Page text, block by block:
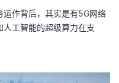
作背后，其实是有5G网络
工智能的超级算力在支